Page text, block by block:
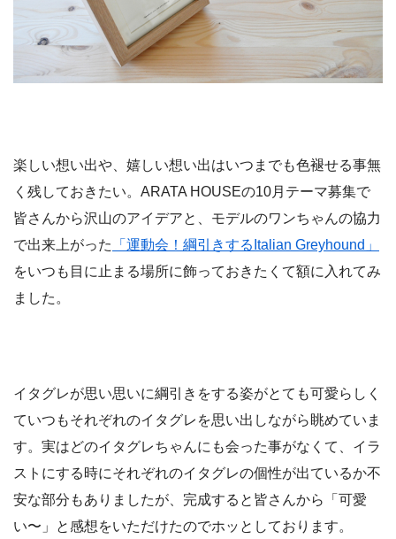
楽しい想い出や、嬉しい想い出はいつまでも色褪せる事無
く残しておきたい。ARATA HOUSEの10月テーマ募集で
皆さんから沢山のアイデアと、モデルのワンちゃんの協力
で出来上がった
「運動会！綱引きするItalian Greyhound」
をいつも目に止まる場所に飾っておきたくて額に入れてみ
ました。
イタグレが思い思いに綱引きをする姿がとても可愛らしく
ていつもそれぞれのイタグレを思い出しながら眺めていま
す。実はどのイタグレちゃんにも会った事がなくて、イラ
ストにする時にそれぞれのイタグレの個性が出ているか不
安な部分もありましたが、完成すると皆さんから「可愛
い〜」と感想をいただけたのでホッとしております。